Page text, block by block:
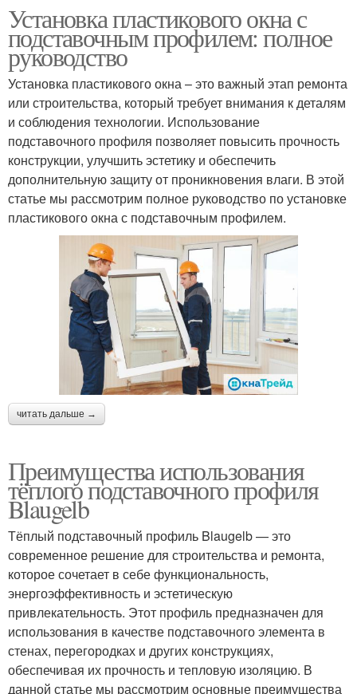
Установка пластикового окна с
подставочным профилем: полное
руководство
Установка пластикового окна – это важный этап ремонта
или строительства, который требует внимания к деталям
и соблюдения технологии. Использование
подставочного профиля позволяет повысить прочность
конструкции, улучшить эстетику и обеспечить
дополнительную защиту от проникновения влаги. В этой
статье мы рассмотрим полное руководство по установке
пластикового окна с подставочным профилем.
читать дальше →
Преимущества использования
тёплого подставочного профиля
Blaugelb
Тёплый подставочный профиль Blaugelb — это
современное решение для строительства и ремонта,
которое сочетает в себе функциональность,
энергоэффективность и эстетическую
привлекательность. Этот профиль предназначен для
использования в качестве подставочного элемента в
стенах, перегородках и других конструкциях,
обеспечивая их прочность и тепловую изоляцию. В
данной статье мы рассмотрим основные преимущества